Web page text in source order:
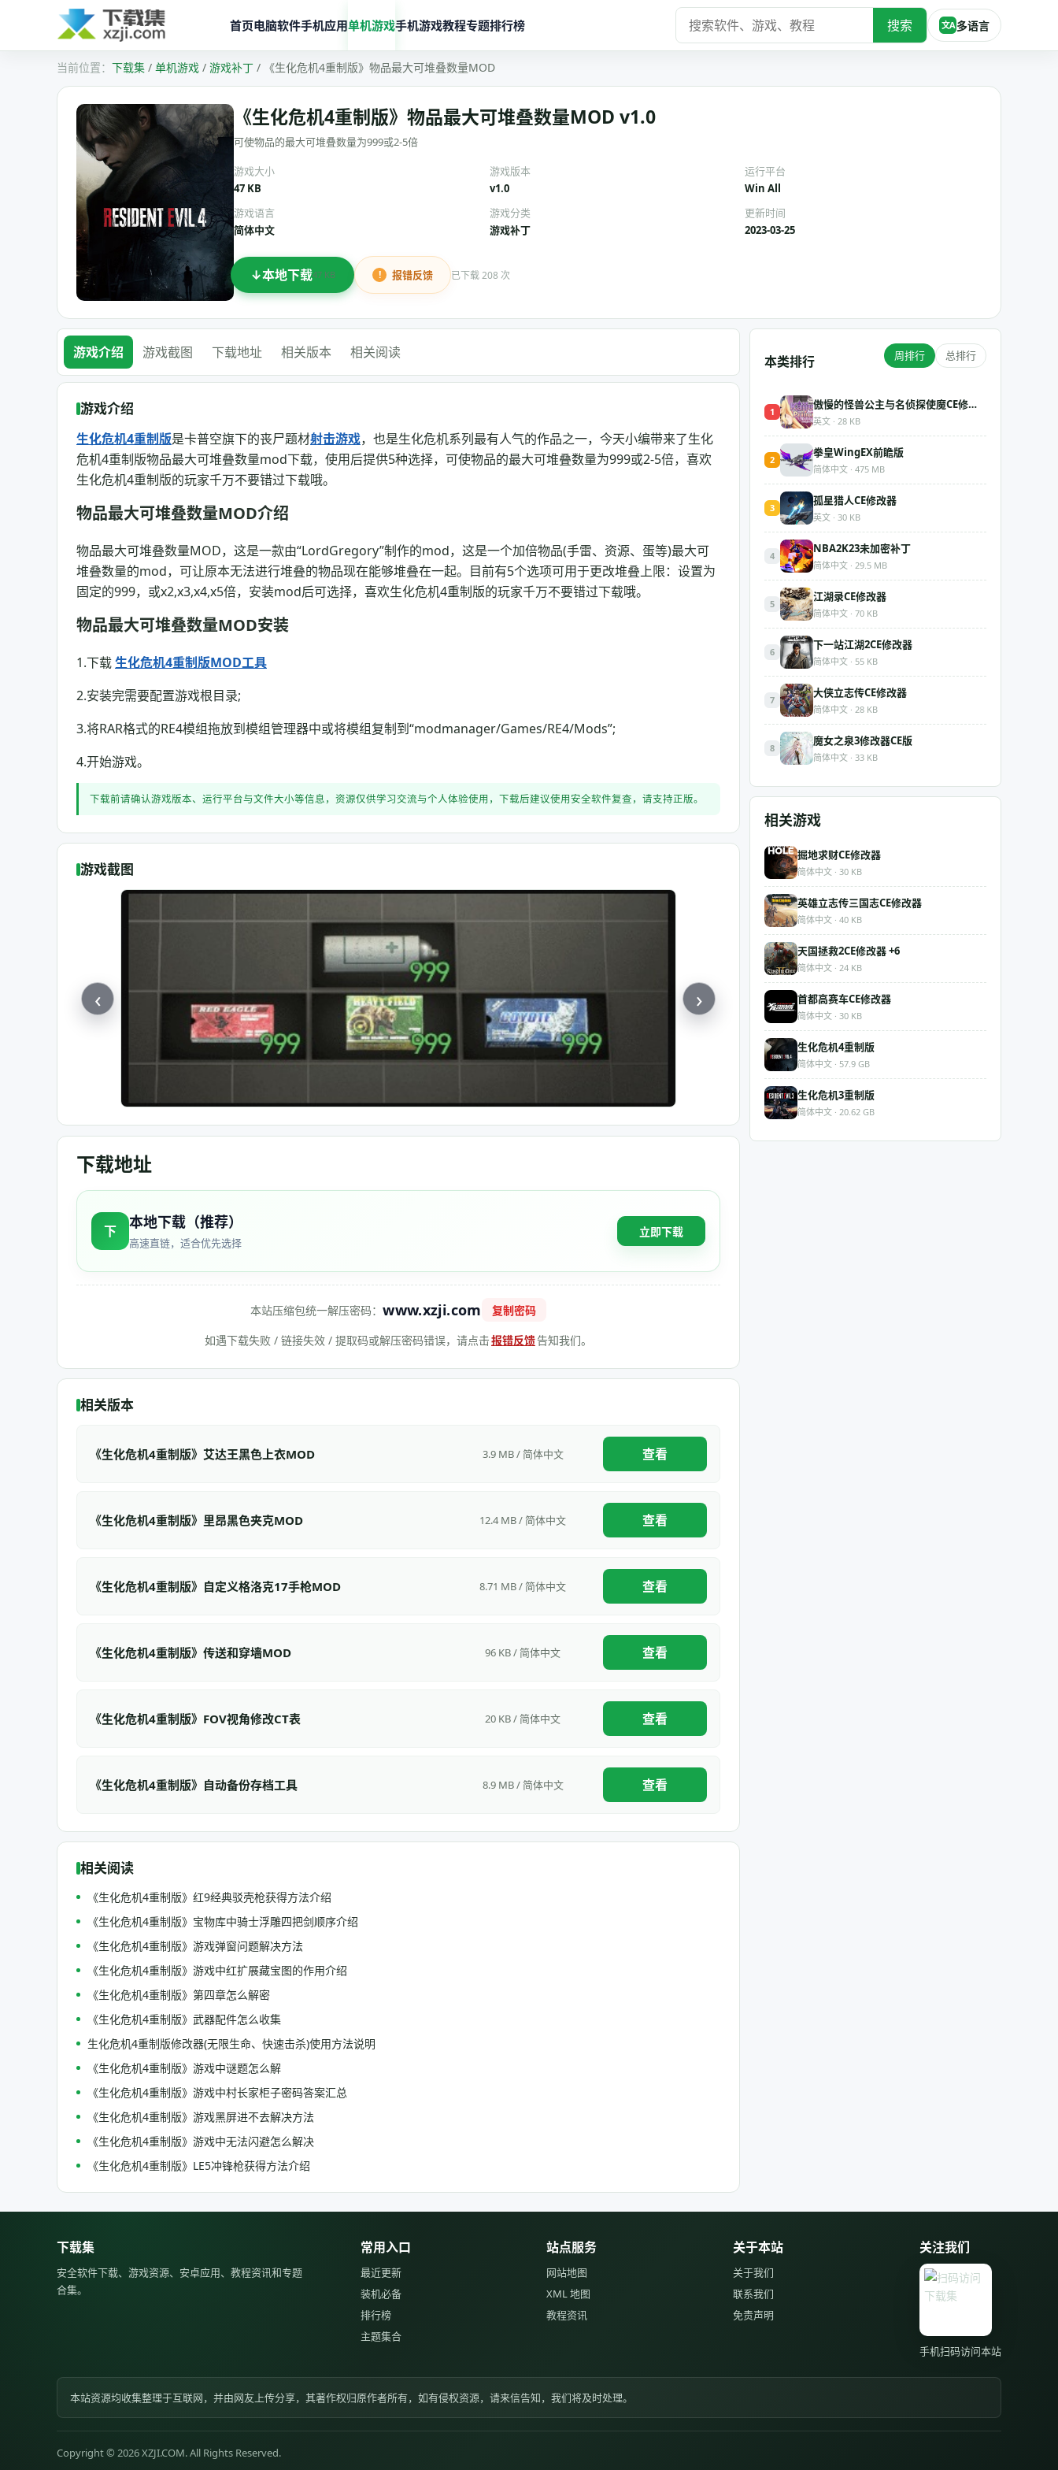
首页电脑软件手机应用单机游戏手机游戏教程专题排行榜 搜索 文A 多语言
下载集 / 单机游戏 / 游戏补丁 / 《生化危机4重制版》物品最大可堆叠数量MOD
《生化危机4重制版》物品最大可堆叠数量MOD v1.0
可使物品的最大可堆叠数量为999或2-5倍
游戏大小
47 KB
游戏版本
v1.0
运行平台
Win All
游戏语言
简体中文
游戏分类
游戏补丁
更新时间
2023-03-25
本地下载47 KB 报错反馈 已下载 208 次
游戏介绍 游戏截图 下载地址 相关版本 相关阅读
游戏介绍
生化危机4重制版是卡普空旗下的丧尸题材射击游戏，也是生化危机系列最有人气的作品之一，今天小编带来了生化
危机4重制版物品最大可堆叠数量mod下载，使用后提供5种选择，可使物品的最大可堆叠数量为999或2-5倍，喜欢
生化危机4重制版的玩家千万不要错过下载哦。
物品最大可堆叠数量MOD介绍
物品最大可堆叠数量MOD，这是一款由“LordGregory”制作的mod，这是一个加倍物品(手雷、资源、蛋等)最大可
堆叠数量的mod，可让原本无法进行堆叠的物品现在能够堆叠在一起。目前有5个选项可用于更改堆叠上限：设置为
固定的999，或x2,x3,x4,x5倍，安装mod后可选择，喜欢生化危机4重制版的玩家千万不要错过下载哦。
物品最大可堆叠数量MOD安装
1.下载生化危机4重制版MOD工具
2.安装完需要配置游戏根目录;
3.将RAR格式的RE4模组拖放到模组管理器中或将模组复制到“modmanager/Games/RE4/Mods”;
4.开始游戏。
下载前请确认游戏版本、运行平台与文件大小等信息，资源仅供学习交流与个人体验使用，下载后建议使用安全软件复查，请支持正版。
游戏截图
‹ ›
下载地址
下
本地下载（推荐）
高速直链，适合优先选择
立即下载
本站压缩包统一解压密码：www.xzji.com 复制密码
如遇下载失败 / 链接失效 / 提取码或解压密码错误，请点击报错反馈告知我们。
相关版本
《生化危机4重制版》艾达王黑色上衣MOD 3.9 MB / 简体中文 查看
《生化危机4重制版》里昂黑色夹克MOD 12.4 MB / 简体中文 查看
《生化危机4重制版》自定义格洛克17手枪MOD 8.71 MB / 简体中文 查看
《生化危机4重制版》传送和穿墙MOD 96 KB / 简体中文 查看
《生化危机4重制版》FOV视角修改CT表 20 KB / 简体中文 查看
《生化危机4重制版》自动备份存档工具 8.9 MB / 简体中文 查看
相关阅读
《生化危机4重制版》红9经典驳壳枪获得方法介绍
《生化危机4重制版》宝物库中骑士浮雕四把剑顺序介绍
《生化危机4重制版》游戏弹窗问题解决方法
《生化危机4重制版》游戏中红扩展藏宝图的作用介绍
《生化危机4重制版》第四章怎么解密
《生化危机4重制版》武器配件怎么收集
生化危机4重制版修改器(无限生命、快速击杀)使用方法说明
《生化危机4重制版》游戏中谜题怎么解
《生化危机4重制版》游戏中村长家柜子密码答案汇总
《生化危机4重制版》游戏黑屏进不去解决方法
《生化危机4重制版》游戏中无法闪避怎么解决
《生化危机4重制版》LE5冲锋枪获得方法介绍
本类排行 周排行 总排行
1
傲慢的怪兽公主与名侦探使魔CE修改器
英文 · 28 KB
2
拳皇WingEX前瞻版
简体中文 · 475 MB
3
孤星猎人CE修改器
英文 · 30 KB
4
NBA2K23未加密补丁
简体中文 · 29.5 MB
5
江湖录CE修改器
简体中文 · 70 KB
6
下一站江湖2CE修改器
简体中文 · 55 KB
7
大侠立志传CE修改器
简体中文 · 28 KB
8
魔女之泉3修改器CE版
简体中文 · 33 KB
相关游戏
掘地求财CE修改器
简体中文 · 30 KB
英雄立志传三国志CE修改器
简体中文 · 40 KB
天国拯救2CE修改器 +6
简体中文 · 24 KB
首都高赛车CE修改器
简体中文 · 30 KB
生化危机4重制版
简体中文 · 57.9 GB
生化危机3重制版
简体中文 · 20.62 GB
下载集
安全软件下载、游戏资源、安卓应用、教程资讯和专题
合集。
常用入口
最近更新
装机必备
排行榜
主题集合
站点服务
网站地图
XML 地图
教程资讯
关于本站
关于我们
联系我们
免责声明
关注我们
手机扫码访问本站
本站资源均收集整理于互联网，并由网友上传分享，其著作权归原作者所有，如有侵权资源，请来信告知，我们将及时处理。
Copyright © 2026 XZJI.COM. All Rights Reserved.